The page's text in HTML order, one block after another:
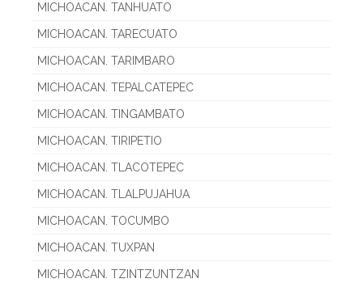
MICHOACAN. TANHUATO
MICHOACAN. TARECUATO
MICHOACAN. TARIMBARO
MICHOACAN. TEPALCATEPEC
MICHOACAN. TINGAMBATO
MICHOACAN. TIRIPETIO
MICHOACAN. TLACOTEPEC
MICHOACAN. TLALPUJAHUA
MICHOACAN. TOCUMBO
MICHOACAN. TUXPAN
MICHOACAN. TZINTZUNTZAN